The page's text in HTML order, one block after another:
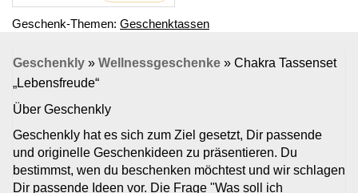
Geschenk-Themen: Geschenktassen
Geschenkly » Wellnessgeschenke » Chakra Tassenset
„Lebensfreude“
Über Geschenkly
Geschenkly hat es sich zum Ziel gesetzt, Dir passende
und originelle Geschenkideen zu präsentieren. Du
bestimmst, wen du beschenken möchtest und wir schlagen
Dir passende Ideen vor. Die Frage "Was soll ich